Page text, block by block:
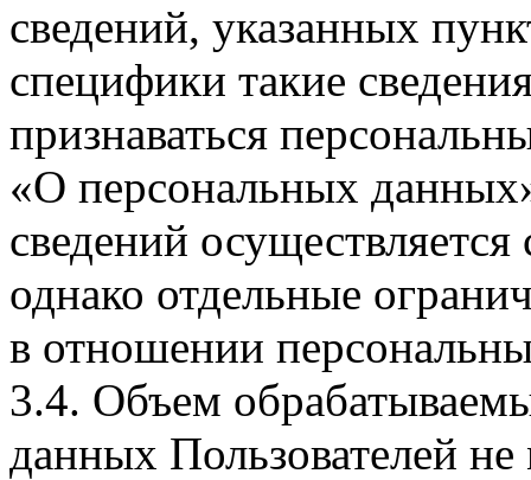
сведений, указанных
специфики такие
признаваться
«О персональных
сведений
однако отдельные
в отношении
3.4. Объем
данных Пользователей